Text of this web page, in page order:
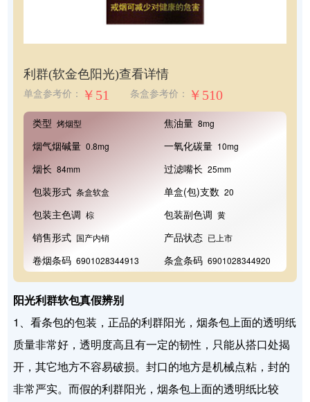
利群(软金色阳光)查看详情
单盒参考价： ￥51 条盒参考价： ￥510
类型 烤烟型 焦油量 8mg
烟气烟碱量 0.8mg 一氧化碳量 10mg
烟长 84mm 过滤嘴长 25mm
包装形式 条盒软盒 单盒(包)支数 20
包装主色调 棕 包装副色调 黄
销售形式 国产内销 产品状态 已上市
卷烟条码 6901028344913 条盒条码 6901028344920
阳光利群软包真假辨别
1、看条包的包装，正品的利群阳光，烟条包上面的透明纸
质量非常好，透明度高且有一定的韧性，只能从搭口处揭
开，其它地方不容易破损。封口的地方是机械点粘，封的
非常严实。而假的利群阳光，烟条包上面的透明纸比较